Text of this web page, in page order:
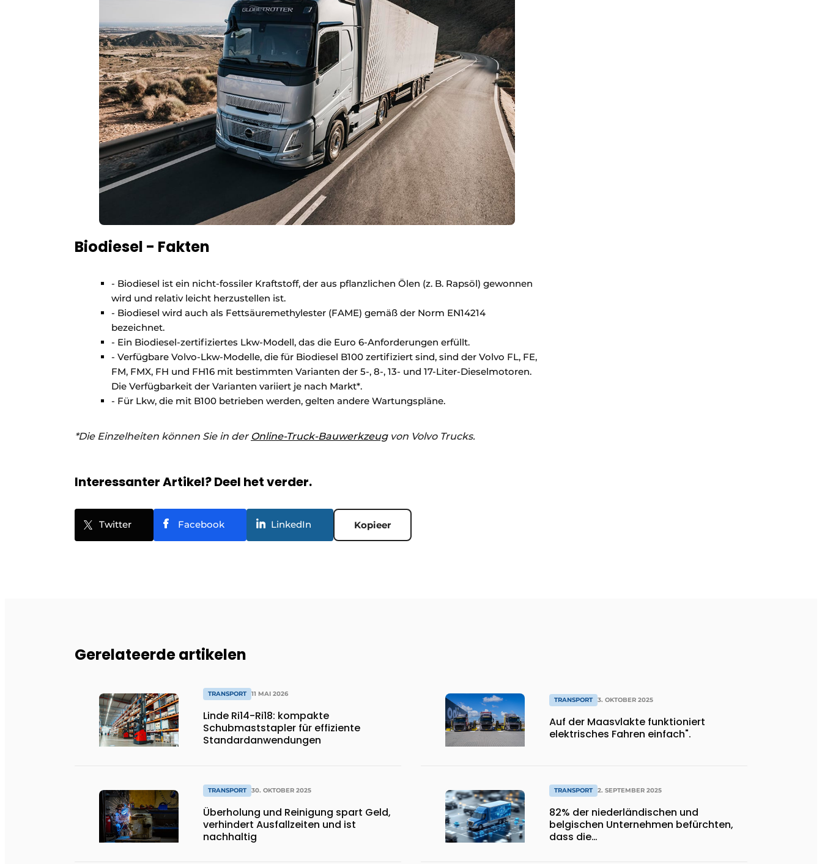
Biodiesel - Fakten
- Biodiesel ist ein nicht-fossiler Kraftstoff, der aus pflanzlichen Ölen (z. B. Rapsöl) gewonnen
wird und relativ leicht herzustellen ist.
- Biodiesel wird auch als Fettsäuremethylester (FAME) gemäß der Norm EN14214
bezeichnet.
- Ein Biodiesel-zertifiziertes Lkw-Modell, das die Euro 6-Anforderungen erfüllt.
- Verfügbare Volvo-Lkw-Modelle, die für Biodiesel B100 zertifiziert sind, sind der Volvo FL, FE,
FM, FMX, FH und FH16 mit bestimmten Varianten der 5-, 8-, 13- und 17-Liter-Dieselmotoren.
Die Verfügbarkeit der Varianten variiert je nach Markt*.
- Für Lkw, die mit B100 betrieben werden, gelten andere Wartungspläne.
*Die Einzelheiten können Sie in der Online-Truck-Bauwerkzeugvon Volvo Trucks.
Interessanter Artikel? Deel het verder.
Twitter Facebook LinkedIn Kopieer
Gerelateerde artikelen
TRANSPORT 11 MAI 2026
Linde Ri14-Ri18: kompakte
Schubmaststapler für effiziente
Standardanwendungen
TRANSPORT 30. OKTOBER 2025
Überholung und Reinigung spart Geld,
verhindert Ausfallzeiten und ist
nachhaltig
TRANSPORT 3. OKTOBER 2025
Auf der Maasvlakte funktioniert
elektrisches Fahren einfach".
TRANSPORT 2. SEPTEMBER 2025
82% der niederländischen und
belgischen Unternehmen befürchten,
dass die